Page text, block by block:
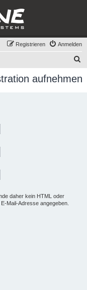
Anmelden
Registrieren
c
aufnehmen
daher kein HTML oder
Mail-Adresse angegeben.